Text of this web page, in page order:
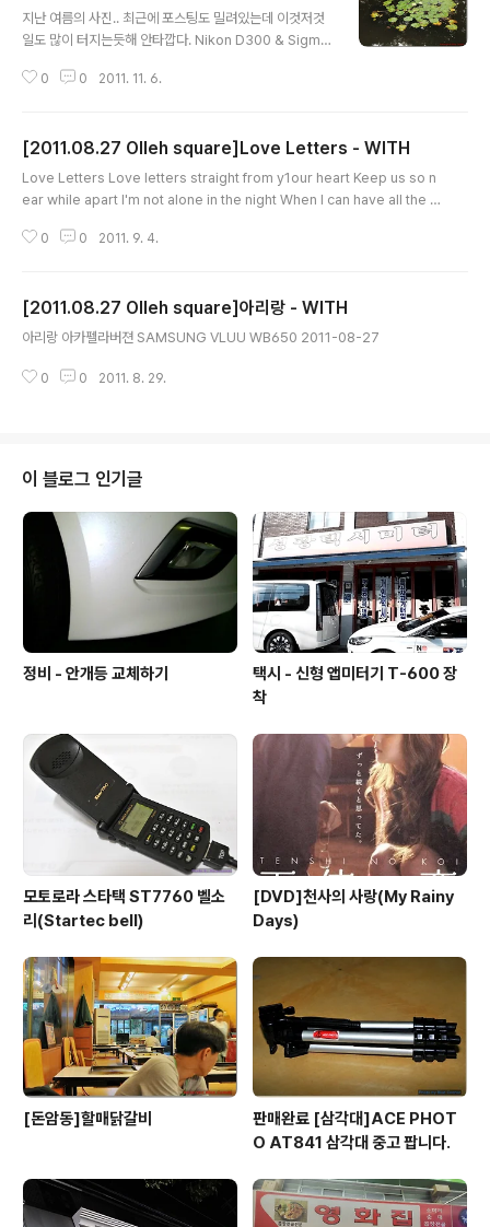
지난 여름의 사진.. 최근에 포스팅도 밀려있는데 이것저것
일도 많이 터지는듯해 안타깝다. Nikon D300 & Sigma
1-08-06
0 0 2011. 11. 6.
[2011.08.27 Olleh square]Love Letters - WITH
Love Letters Love letters straight from y1our heart Keep us so n
ear while apart I'm not alone in the night When I can have all the lo
도 가까이 있다는 느낌을 주지요 당신이 쓴 편지 내용과 같은 사랑을 모두 지니
he start Love letters straight from your heart 난 편지 내..
0 0 2011. 9. 4.
[2011.08.27 Olleh square]아리랑 - WITH
아리랑 아카펠라버젼 SAMSUNG VLUU WB650 2011-08-27
0 0 2011. 8. 29.
이 블로그 인기글
정비 - 안개등 교체하기
택시 - 신형 앱미터기 T-600 장
착
모토로라 스타택 ST7760 벨소
리(Startec bell)
[DVD]천사의 사랑(My Rainy
Days)
[돈암동]할매닭갈비
판매완료 [삼각대]ACE PHOT
O AT841 삼각대 중고 팝니다.